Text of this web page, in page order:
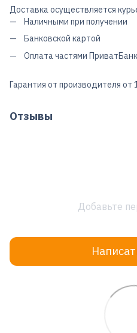
Доставка осуществляется
Наличными при получении
Банковской картой
Оплата частями
Гарантия от производителя от
Отзывы
Добавьте